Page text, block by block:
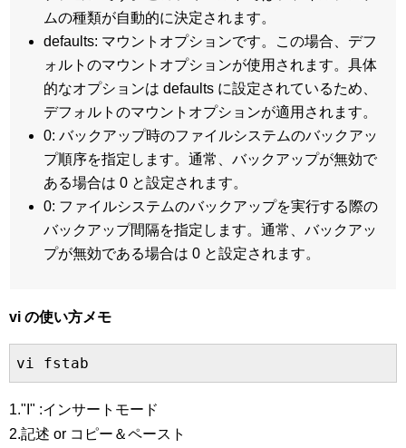
ムの種類が自動的に決定されます。
defaults: マウントオプションです。この場合、デフ
ォルトのマウントオプションが使用されます。具体
的なオプションは defaults に設定されているため、
デフォルトのマウントオプションが適用されます。
0: バックアップ時のファイルシステムのバックアッ
プ順序を指定します。通常、バックアップが無効で
ある場合は 0 と設定されます。
0: ファイルシステムのバックアップを実行する際の
バックアップ間隔を指定します。通常、バックアッ
プが無効である場合は 0 と設定されます。
vi の使い方メモ
vi fstab
1."I" :インサートモード
2.記述 or コピー＆ペースト